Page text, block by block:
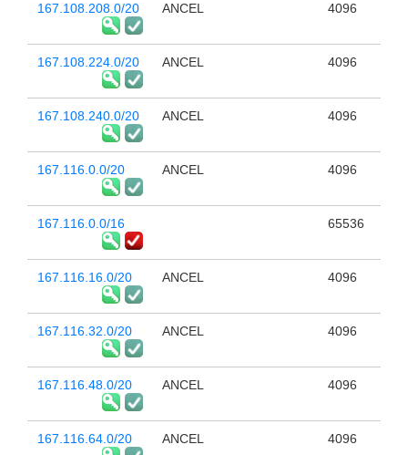
167.108.208.0/20 ANCEL 4096
167.108.224.0/20 ANCEL 4096
167.108.240.0/20 ANCEL 4096
167.116.0.0/20 ANCEL 4096
167.116.0.0/16 65536
167.116.16.0/20 ANCEL 4096
167.116.32.0/20 ANCEL 4096
167.116.48.0/20 ANCEL 4096
167.116.64.0/20 ANCEL 4096